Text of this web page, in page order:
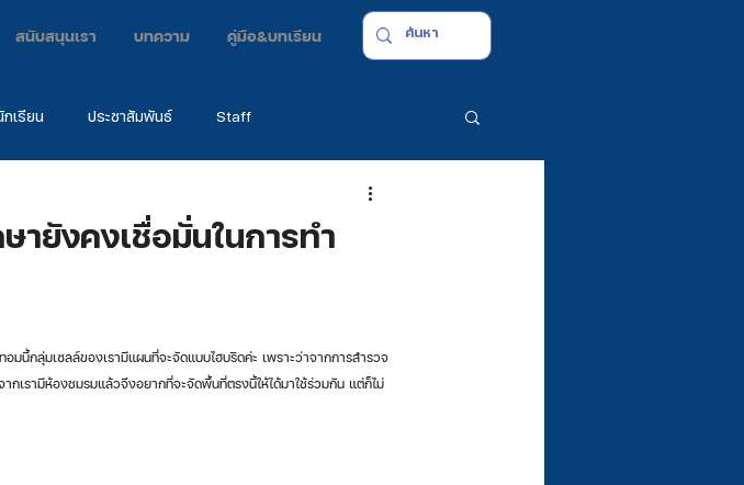
สนับสนุนเรา บทความ คู่มือ&บทเรียน
เรียน ประชาสัมพันธ์ Staff
ายังคงเชื่อมั่นในการทำ
เรามีห้องชมรมแล้วจึงอยากที่จะจัดพื้นที่ตรงนี้ให้ได้มาใช้ร่วมกัน แต่ก็ไม่